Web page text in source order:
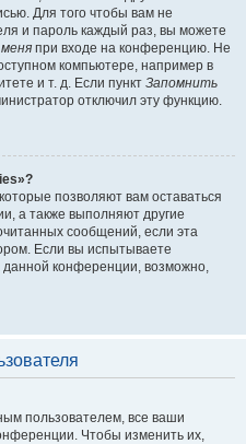
Для того чтобы вам не
и пароль каждый раз, вы можете
при входе на конференцию. Не
компьютере, например в
и т. д. Если пункт Запомнить
отключил эту функцию.
позволяют вам оставаться
а также выполняют другие
сообщений, если эта
Если вы испытываете
конференции, возможно,
пользователем, все ваши
Чтобы изменить их,